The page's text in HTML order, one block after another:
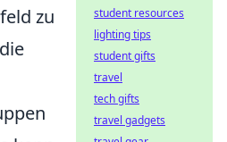
zu
student resources
lighting tips
student gifts
travel
tech gifts
travel gadgets